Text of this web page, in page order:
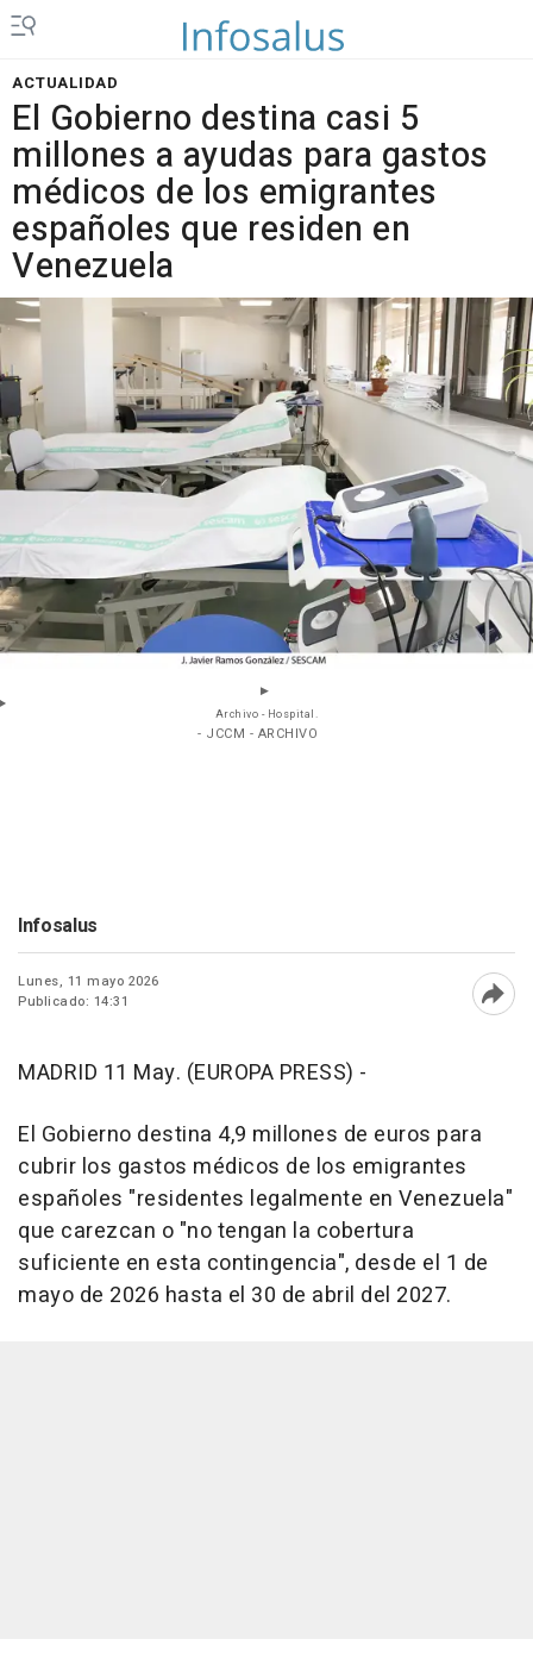
ACTUALIDAD
El Gobierno destina casi 5
millones a ayudas para gastos
médicos de los emigrantes
españoles que residen en
Venezuela
Archivo - Hospital.
- JCCM - ARCHIVO
Infosalus
Lunes, 11 mayo 2026
Publicado: 14:31
MADRID 11 May. (EUROPA PRESS) -
El Gobierno destina 4,9 millones de euros para
cubrir los gastos médicos de los emigrantes
españoles "residentes legalmente en Venezuela"
que carezcan o "no tengan la cobertura
suficiente en esta contingencia", desde el 1 de
mayo de 2026 hasta el 30 de abril del 2027.